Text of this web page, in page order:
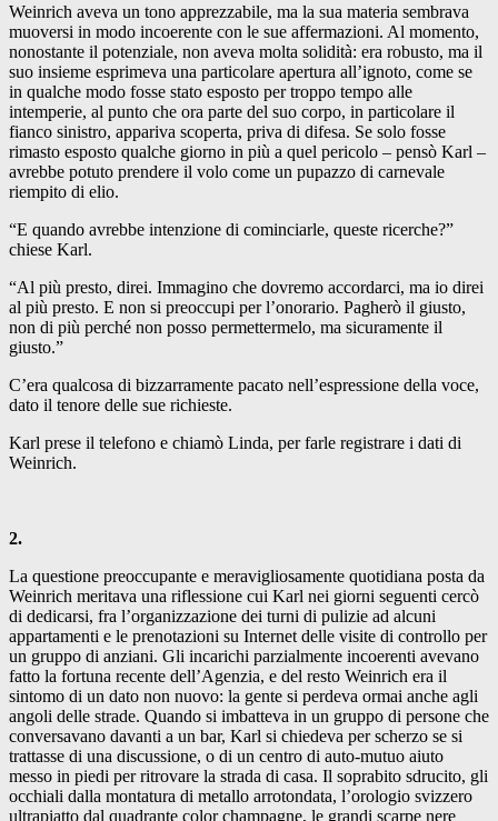
Weinrich aveva un tono apprezzabile, ma la sua materia sembrava
muoversi in modo incoerente con le sue affermazioni. Al momento,
nonostante il potenziale, non aveva molta solidità: era robusto, ma il
suo insieme esprimeva una particolare apertura all’ignoto, come se
in qualche modo fosse stato esposto per troppo tempo alle
intemperie, al punto che ora parte del suo corpo, in particolare il
fianco sinistro, appariva scoperta, priva di difesa. Se solo fosse
rimasto esposto qualche giorno in più a quel pericolo – pensò Karl –
avrebbe potuto prendere il volo come un pupazzo di carnevale
riempito di elio.
“E quando avrebbe intenzione di cominciarle, queste ricerche?”
chiese Karl.
“Al più presto, direi. Immagino che dovremo accordarci, ma io direi
al più presto. E non si preoccupi per l’onorario. Pagherò il giusto,
non di più perché non posso permettermelo, ma sicuramente il
giusto.”
C’era qualcosa di bizzarramente pacato nell’espressione della voce,
dato il tenore delle sue richieste.
Karl prese il telefono e chiamò Linda, per farle registrare i dati di
Weinrich.
2.
La questione preoccupante e meravigliosamente quotidiana posta da
Weinrich meritava una riflessione cui Karl nei giorni seguenti cercò
di dedicarsi, fra l’organizzazione dei turni di pulizie ad alcuni
appartamenti e le prenotazioni su Internet delle visite di controllo per
un gruppo di anziani. Gli incarichi parzialmente incoerenti avevano
fatto la fortuna recente dell’Agenzia, e del resto Weinrich era il
sintomo di un dato non nuovo: la gente si perdeva ormai anche agli
angoli delle strade. Quando si imbatteva in un gruppo di persone che
conversavano davanti a un bar, Karl si chiedeva per scherzo se si
trattasse di una discussione, o di un centro di auto-mutuo aiuto
messo in piedi per ritrovare la strada di casa. Il soprabito sdrucito, gli
occhiali dalla montatura di metallo arrotondata, l’orologio svizzero
ultrapiatto dal quadrante color champagne, le grandi scarpe nere